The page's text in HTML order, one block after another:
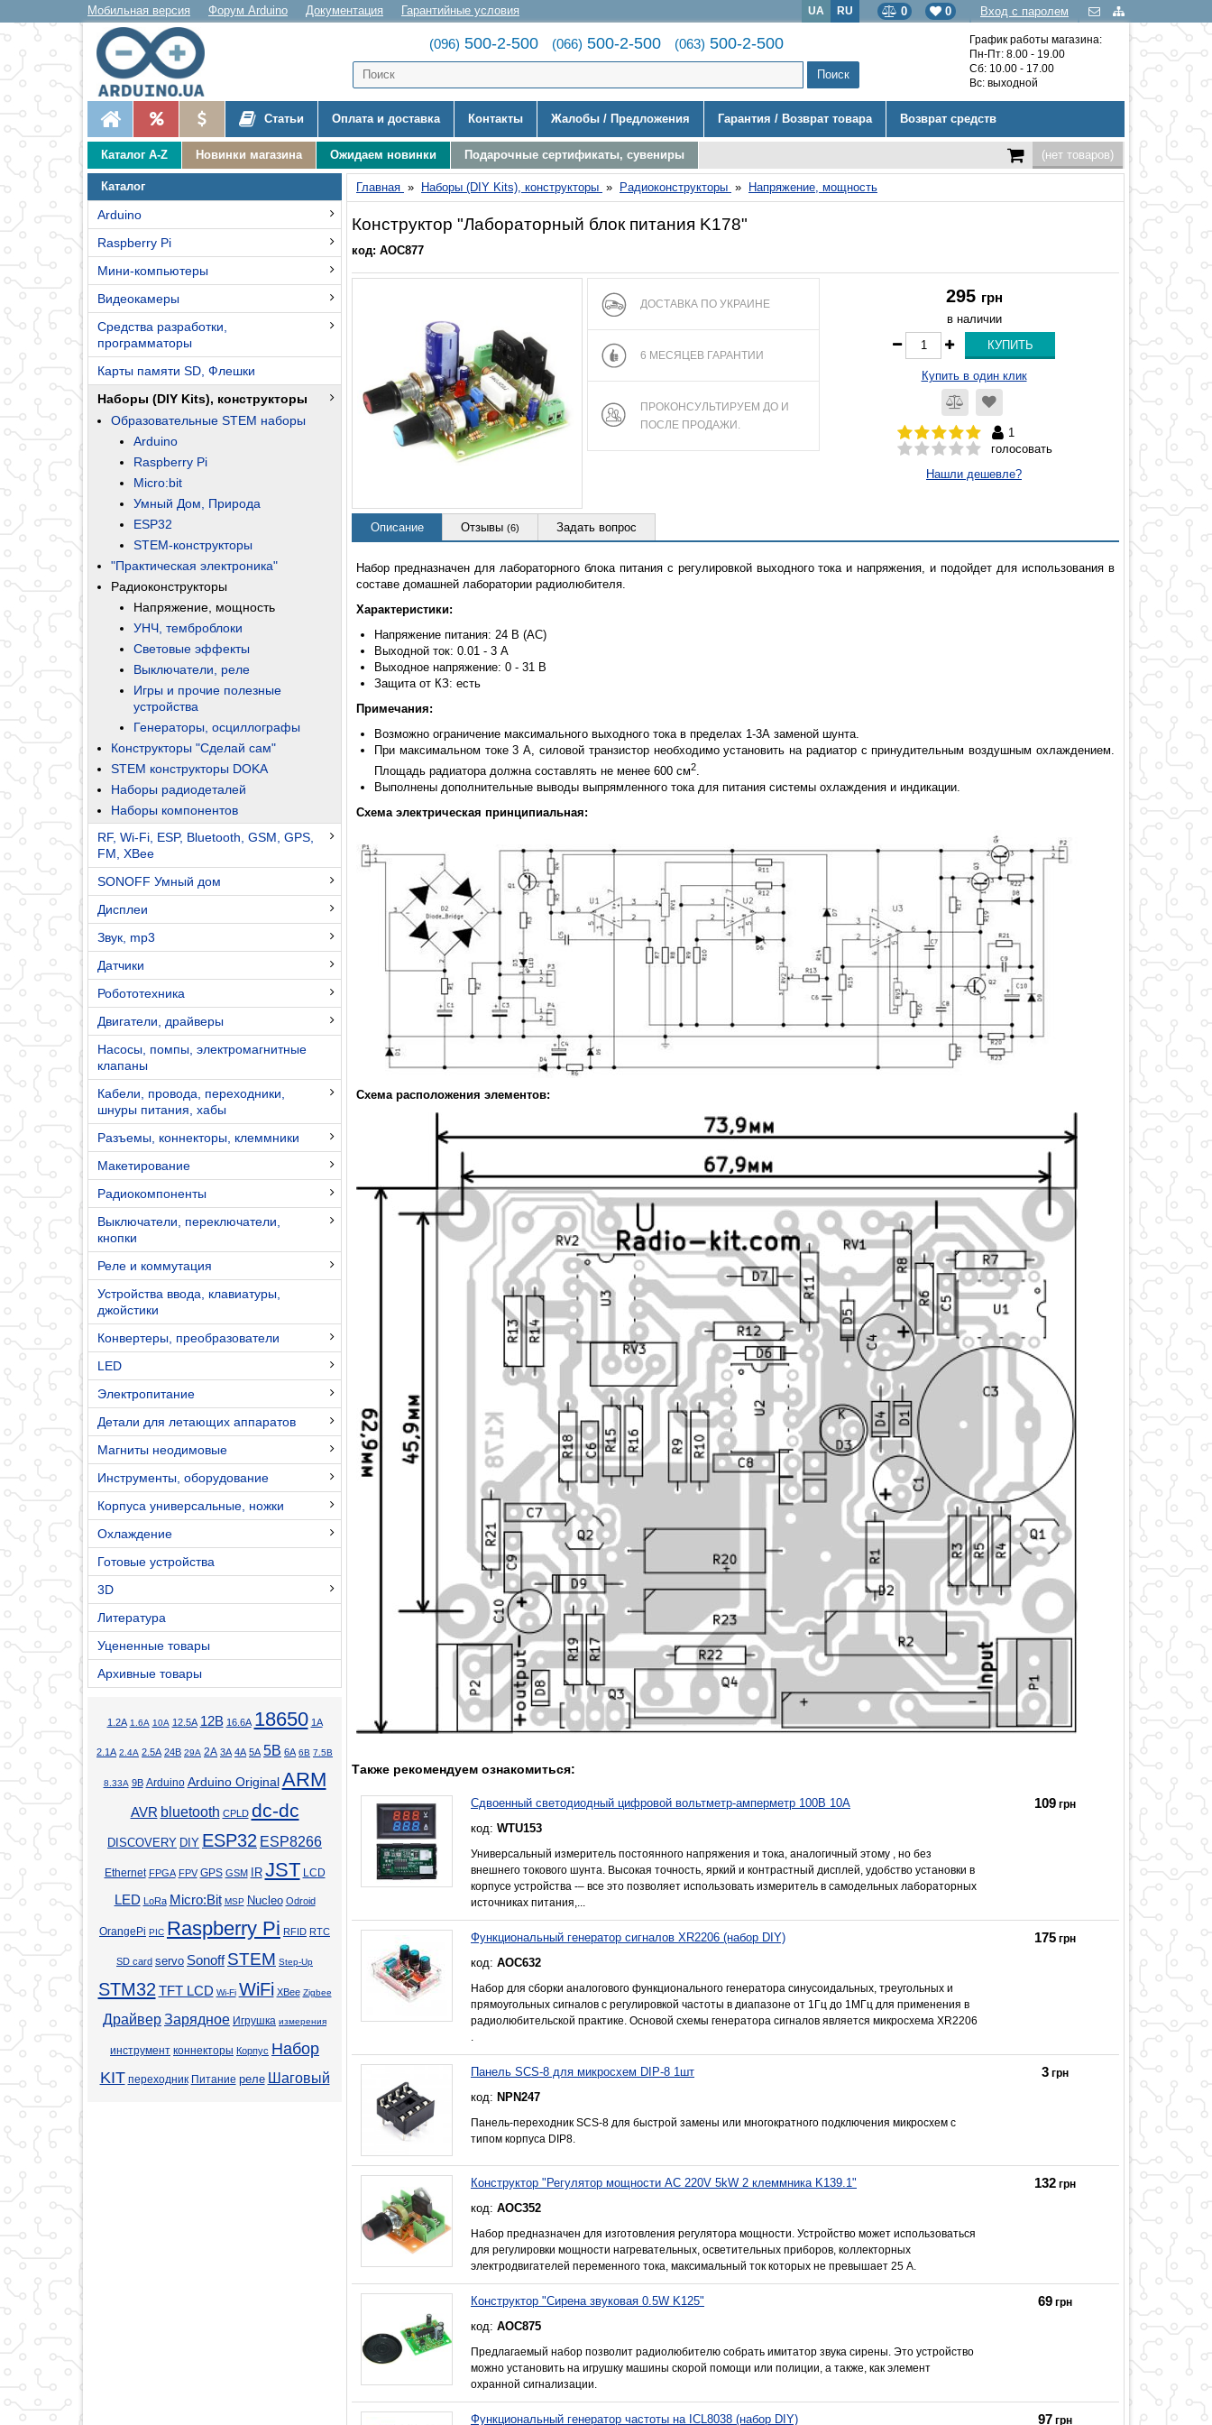
Мобильная версия Форум Arduino Документация Гарантийные условия Вход с паролем
0
0
UA RU
(096) 500-2-500 (066) 500-2-500 (063) 500-2-500
График работы магазина:
Пн-Пт: 8.00 - 19.00
Сб: 10.00 - 17.00
Вс: выходной
Статьи Оплата и доставка Контакты Жалобы / Предложения Гарантия / Возврат товара Возврат средств
Каталог A-Z Новинки магазина Ожидаем новинки Подарочные сертификаты, сувениры (нет товаров)
Каталог
Arduino
Raspberry Pi
Мини-компьютеры
Видеокамеры
Средства разработки,
программаторы
Карты памяти SD, Флешки
Наборы (DIY Kits), конструкторы
Образовательные STEM наборы
Arduino
Raspberry Pi
Micro:bit
Умный Дом, Природа
ESP32
STEM-конструкторы
"Практическая электроника"
Радиоконструкторы
Напряжение, мощность
УНЧ, темброблоки
Световые эффекты
Выключатели, реле
Игры и прочие полезные
устройства
Генераторы, осциллографы
Конструкторы "Сделай сам"
STEM конструкторы DOKA
Наборы радиодеталей
Наборы компонентов
RF, Wi-Fi, ESP, Bluetooth, GSM, GPS,
FM, XBee
SONOFF Умный дом
Дисплеи
Звук, mp3
Датчики
Робототехника
Двигатели, драйверы
Насосы, помпы, электромагнитные
клапаны
Кабели, провода, переходники,
шнуры питания, хабы
Разъемы, коннекторы, клеммники
Макетирование
Радиокомпоненты
Выключатели, переключатели,
кнопки
Реле и коммутация
Устройства ввода, клавиатуры,
джойстики
Конвертеры, преобразователи
LED
Электропитание
Детали для летающих аппаратов
Магниты неодимовые
Инструменты, оборудование
Корпуса универсальные, ножки
Охлаждение
Готовые устройства
3D
Литература
Уцененные товары
Архивные товары
1.2А 1.6А 10А 12.5А 12В 16.6А 18650 1А
2.1А 2.4А 2.5А 24В 29А 2А 3А 4А 5А 5В 6А 6В 7.5В
8.33А 9В Arduino Arduino Original ARM
AVR bluetooth CPLD dc-dc
DISCOVERY DIY ESP32 ESP8266
Ethernet FPGA FPV GPS GSM IR JST LCD
LED LoRa Micro:Bit MSP Nucleo Odroid
OrangePi PIC Raspberry Pi RFID RTC
SD card servo Sonoff STEM Step-Up
STM32 TFT LCD Wi-Fi WiFi XBee Zigbee
ДрайверЗарядное Игрушка измерения
инструмент коннекторы Корпус Набор
KIT переходник Питание реле Шаговый
Главная » Наборы (DIY Kits), конструкторы » Радиоконструкторы » Напряжение, мощность
Конструктор "Лабораторный блок питания K178"
код: AOC877
ДОСТАВКА ПО УКРАИНЕ
6 МЕСЯЦЕВ ГАРАНТИИ
ПРОКОНСУЛЬТИРУЕМ ДО И
ПОСЛЕ ПРОДАЖИ.
295 грн
в наличии
Купить в один клик
1
голосовать
Нашли дешевле?
Описание Отзывы (6) Задать вопрос
Набор предназначен для лабораторного блока питания с регулировкой выходного тока и напряжения, и подойдет для использования в
составе домашней лаборатории радиолюбителя.
Характеристики:
Напряжение питания: 24 В (AC)
Выходной ток: 0.01 - 3 А
Выходное напряжение: 0 - 31 В
Защита от КЗ: есть
Примечания:
Возможно ограничение максимального выходного тока в пределах 1-3А заменой шунта.
При максимальном токе 3 А, силовой транзистор необходимо установить на радиатор с принудительным воздушным охлаждением.
Площадь радиатора должна составлять не менее 600 см2
Выполнены дополнительные выводы выпрямленного тока для питания системы охлаждения и индикации.
Схема электрическая принципиальная:
Схема расположения элементов:
Также рекомендуем ознакомиться:
Сдвоенный светодиодный цифровой вольтметр-амперметр 100В 10А
код: WTU153
Универсальный измеритель постоянного напряжения и тока, аналогичный этому , но без
внешнего токового шунта. Высокая точность, яркий и контрастный дисплей, удобство установки в
корпусе устройства -– все это позволяет использовать измеритель в самодельных лабораторных
источниках питания,...
109 грн
Функциональный генератор сигналов XR2206 (набор DIY)
код: AOC632
Набор для сборки аналогового функционального генератора синусоидальных, треугольных и
прямоугольных сигналов с регулировкой частоты в диапазоне от 1Гц до 1МГц для применения в
радиолюбительской практике. Основой схемы генератора сигналов является микросхема XR2206
.
175 грн
Панель SCS-8 для микросхем DIP-8 1шт
код: NPN247
Панель-переходник SCS-8 для быстрой замены или многократного подключения микросхем с
типом корпуса DIP8.
3 грн
Конструктор "Регулятор мощности AC 220V 5kW 2 клеммника K139.1"
код: AOC352
Набор предназначен для изготовления регулятора мощности. Устройство может использоваться
для регулировки мощности нагревательных, осветительных приборов, коллекторных
электродвигателей переменного тока, максимальный ток которых не превышает 25 А.
132 грн
Конструктор "Сирена звуковая 0.5W K125"
код: AOC875
Предлагаемый набор позволит радиолюбителю собрать имитатор звука сирены. Это устройство
можно установить на игрушку машины скорой помощи или полиции, а также, как элемент
охранной сигнализации.
69 грн
Функциональный генератор частоты на ICL8038 (набор DIY) 97 грн